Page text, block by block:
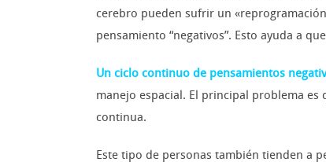
cerebro pueden sufrir un
pensamiento “negativos”. Esto ayuda a
Un ciclo continuo de pensamientos
manejo espacial. El principal problema es
continua.
Este tipo de personas también tienden a